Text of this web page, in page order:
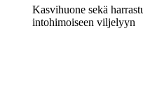
Kasvihuone sekä
intohimoiseen viljelyyn